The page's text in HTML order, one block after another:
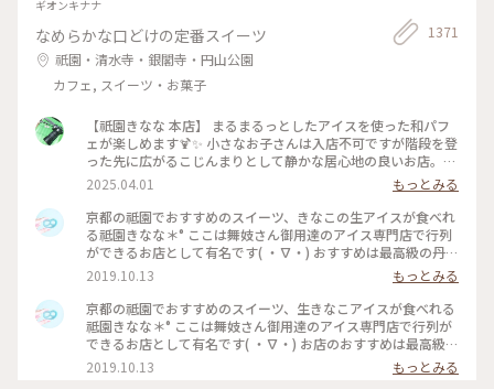
ギオンキナナ
なめらかな口どけの定番スイーツ
祇園・清水寺・銀閣寺・円山公園
カフェ, スイーツ・お菓子
1371
【祇園きなな 本店】 まるまるっとしたアイスを使った和パフ
ェが楽しめます🍹✨ 小さなお子さんは入店不可ですが階段を登
った先に広がるこじんまりとして静かな居心地の良いお店。
パフェはきなこや抹茶、黒ゴマなどを使った和なものからティ
ラミスの入ったイタリアン風、ベリーを使ったものなど様々。
アイスの食べ比べやふわふわのかき氷、焼き菓子、クロックム
ッシュのようなフードメニューもあります。 こちらもアニメ・
名探偵コナンで取り上げられました✨ #京都グルメ #京都 #祇
園 #本店 #人気店 #聖地巡礼 #パフェ #きなこ #黒ゴマ #アイス
クリーム #かき氷 #フォトジェニック #名探偵コナン
2025.04.01
もっとみる
京都の祗園でおすすめのスイーツ、きなこの生アイスが食べれ
る祗園きなな＊° ここは舞妓さん御用達のアイス専門店で行列
ができるお店として有名です( ・∇・) おすすめは最高級の丹波
黒豆を使用したきなこの生アイス『できたてきなな』。(600円
ほうじ茶付)なんと添加物、保存料、卵を一切使ってません。
濃厚なのに甘すぎず、口どけが最高で本当においしかったので
京都にきたらまた立ち寄りたいお店の1つになりました♡ #京
都#おすすめ#スイーツ#アイス#秋の味覚ゴーラー隊#きなこ
2019.10.13
もっとみる
京都の祗園でおすすめのスイーツ、生きなこアイスが食べれる
祗園きなな＊° ここは舞妓さん御用達のアイス専門店で行列が
できるお店として有名です( ・∇・) お店のおすすめは最高級の
丹波黒豆を使用したきなこの生アイス『できたてきなな』。
(600円ほうじ茶付)なんと添加物、保存料、卵を一切使ってま
2019.10.13 もっとみる